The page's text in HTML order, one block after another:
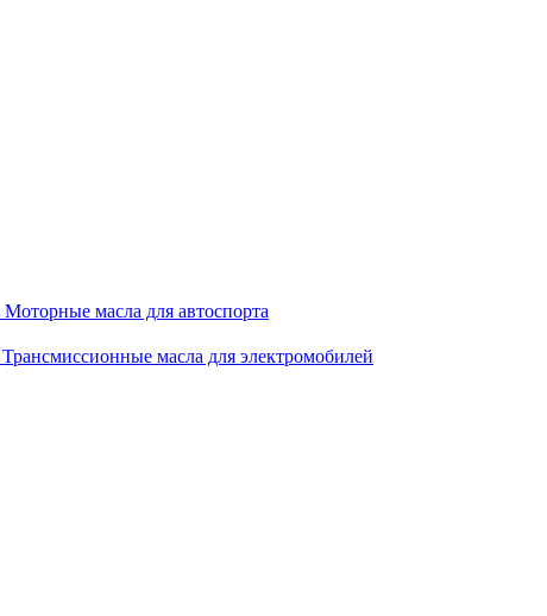
Моторные масла для автоспорта
Трансмиссионные масла для электромобилей